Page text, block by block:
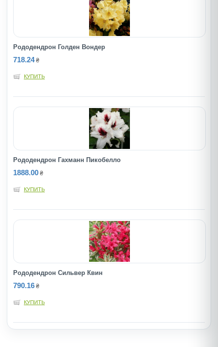
Рододендрон Голден Вондер
718.24 ₴
КУПИТЬ
Рододендрон Гахманн Пикобелло
1888.00 ₴
КУПИТЬ
Рододендрон Сильвер Квин
790.16 ₴
КУПИТЬ